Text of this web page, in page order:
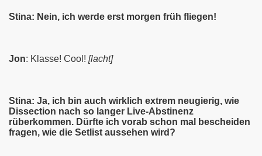
Stina: Nein, ich werde erst morgen früh fliegen!
Jon: Klasse! Cool! [lacht]
Stina: Ja, ich bin auch wirklich extrem neugierig, wie
Dissection nach so langer Live-Abstinenz
rüberkommen. Dürfte ich vorab schon mal bescheiden
fragen, wie die Setlist aussehen wird?